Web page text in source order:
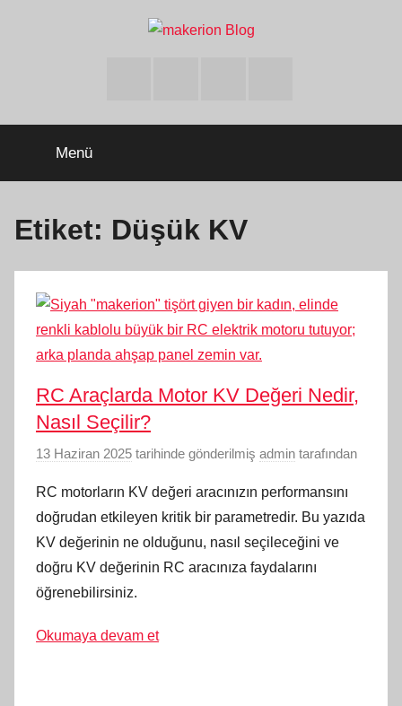
Menü
Etiket: Düşük KV
RC Araçlarda Motor KV Değeri Nedir,
Nasıl Seçilir?
13 Haziran 2025 tarihinde gönderilmiş admin tarafından
RC motorların KV değeri aracınızın performansını
doğrudan etkileyen kritik bir parametredir. Bu yazıda
KV değerinin ne olduğunu, nasıl seçileceğini ve
doğru KV değerinin RC aracınıza faydalarını
öğrenebilirsiniz.
Okumaya devam et